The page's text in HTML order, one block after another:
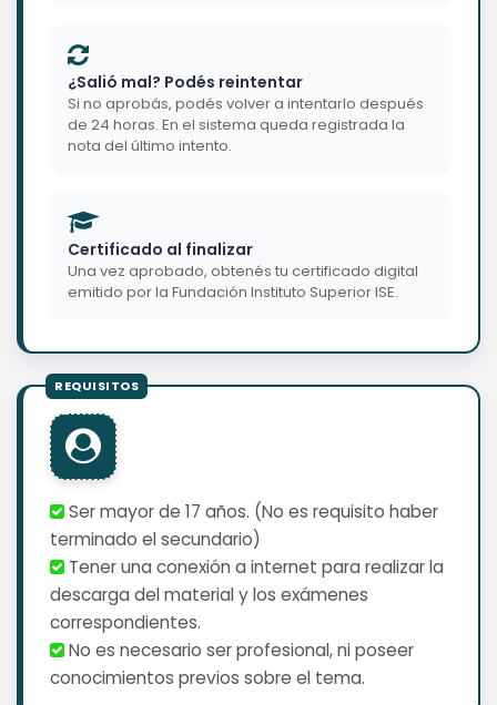
¿Salió mal? Podés reintentar
Si no aprobás, podés volver a intentarlo después
de 24 horas. En el sistema queda registrada la
nota del último intento.
Certificado al finalizar
Una vez aprobado, obtenés tu certificado digital
emitido por la Fundación Instituto Superior ISE.
Ser mayor de 17 años. (No es requisito haber
terminado el secundario)
Tener una conexión a internet para realizar la
descarga del material y los exámenes
correspondientes.
No es necesario ser profesional, ni poseer
conocimientos previos sobre el tema.